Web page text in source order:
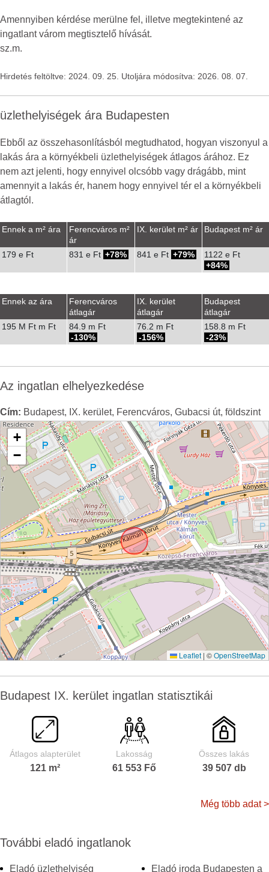
Amennyiben kérdése merülne fel, illetve megtekintené az
ingatlant várom megtisztelő hívását.
sz.m.
Hirdetés feltöltve: 2024. 09. 25. Utoljára módosítva: 2026. 08. 07.
üzlethelyiségek ára Budapesten
Ebből az összehasonlításból megtudhatod, hogyan viszonyul a
lakás ára a környékbeli üzlethelyiségek átlagos árához. Ez
nem azt jelenti, hogy ennyivel olcsóbb vagy drágább, mint
amennyit a lakás ér, hanem hogy ennyivel tér el a környékbeli
átlagtól.
Ennek a m² ára
Ferencváros m²
ár
IX. kerület m² ár Budapest m² ár
179 e Ft 831 e Ft 78% 841 e Ft 79%
1122 e Ft
84%
Ennek az ára
Ferencváros
átlagár
IX. kerület
átlagár
Budapest
átlagár
195 M Ft m Ft
84.9 m Ft
-130%
76.2 m Ft
-156%
158.8 m Ft
-23%
Az ingatlan elhelyezkedése
Cím: Budapest, IX. kerület, Ferencváros, Gubacsi út, földszint
+
−
Leaflet | ©OpenStreetMap
Budapest IX. kerület ingatlan statisztikái
Átlagos alapterület
121 m²
Lakosság
61 553 Fő
Összes lakás
39 507 db
Még több adat >
További eladó ingatlanok
Eladó üzlethelyiség Eladó iroda Budapesten a